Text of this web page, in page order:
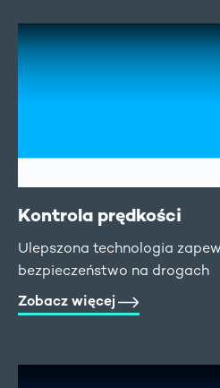
Kontrola prędkości
Ulepszona technologia
bezpieczeństwo na drogach
Zobacz więcej